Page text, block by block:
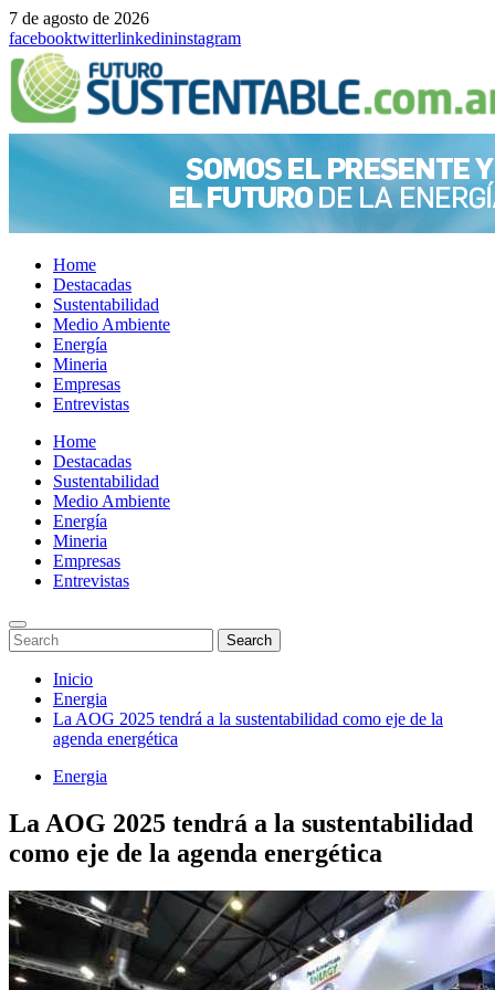
7 de agosto de 2026
facebooktwitterlinkedininstagram
Home
Destacadas
Sustentabilidad
Medio Ambiente
Energía
Mineria
Empresas
Entrevistas
Menu
Home
Destacadas
Sustentabilidad
Medio Ambiente
Energía
Mineria
Empresas
Entrevistas
Enter
Keyword
Search
for:
Search
Search
Saltar
contenido
Inicio
Energia
La AOG 2025 tendrá a la sustentabilidad como eje de la
agenda energética
Energia
La AOG 2025 tendrá a la sustentabilidad
como eje de la agenda energética